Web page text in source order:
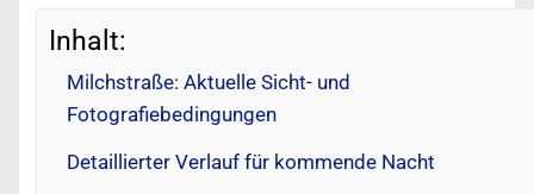
Inhalt:
Milchstraße: Aktuelle Sicht- und
Fotografiebedingungen
Detaillierter Verlauf für kommende Nacht